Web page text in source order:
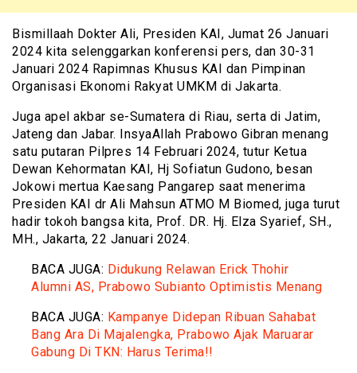
Bismillaah Dokter Ali, Presiden KAI, Jumat 26 Januari
2024 kita selenggarkan konferensi pers, dan 30-31
Januari 2024 Rapimnas Khusus KAI dan Pimpinan
Organisasi Ekonomi Rakyat UMKM di Jakarta.
Juga apel akbar se-Sumatera di Riau, serta di Jatim,
Jateng dan Jabar. InsyaAllah Prabowo Gibran menang
satu putaran Pilpres 14 Februari 2024, tutur Ketua
Dewan Kehormatan KAI, Hj Sofiatun Gudono, besan
Jokowi mertua Kaesang Pangarep saat menerima
Presiden KAI dr Ali Mahsun ATMO M Biomed, juga turut
hadir tokoh bangsa kita, Prof. DR. Hj. Elza Syarief, SH.,
MH., Jakarta, 22 Januari 2024.
BACA JUGA: Didukung Relawan Erick Thohir
Alumni AS, Prabowo Subianto Optimistis Menang
BACA JUGA: Kampanye Didepan Ribuan Sahabat
Bang Ara Di Majalengka, Prabowo Ajak Maruarar
Gabung Di TKN: Harus Terima!!